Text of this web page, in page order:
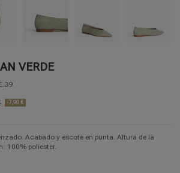
VERDE
-7,90 €
Acabado y escote en punta. Altura de la
100% poliester.